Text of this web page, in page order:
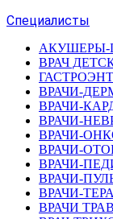
Специалисты
АКУШЕРЫ-
ВРАЧ
ВРАЧИ-
ВРАЧИ-
ВРАЧИ-
ВРАЧИ-
ВРАЧИ-
ВРАЧИ-
ВРАЧИ-
ВРАЧИ-
ВРАЧИ